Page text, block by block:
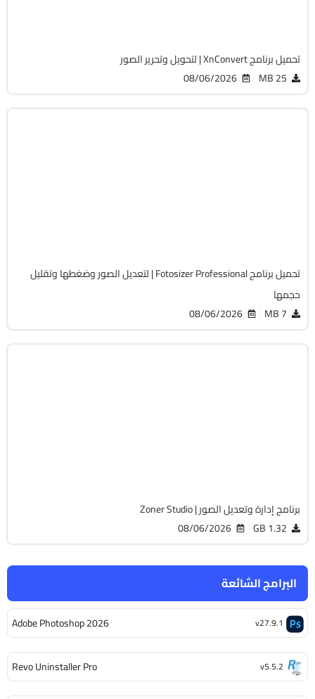
البرامج الشائعة
Adobe Photoshop 2026 v27.9.1
Revo Uninstaller Pro v5.5.2
تحميل برنامج XnConvert | لتحويل وتحرير الصور
25 MB
08/06/2026
تحميل برنامج Fotosizer Professional | لتعديل الصور وضغطها وتقليل
حجمها
7 MB
08/06/2026
برنامج إدارة وتعديل الصور | Zoner Studio
1.32 GB
08/06/2026